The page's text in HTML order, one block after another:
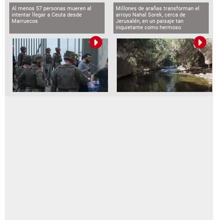
Al menos 57 personas mueren al
intentar llegar a Ceuta desde
Marruecos
Millones de arañas transforman el
arroyo Nahal Sorek, cerca de
Jerusalén, en un paisaje tan
inquietante como hermoso